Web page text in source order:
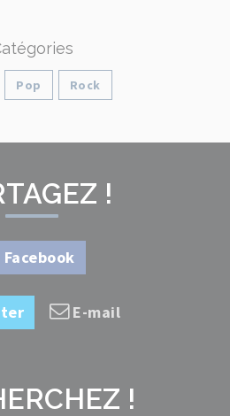
Pop Rock
!
Facebook
E-mail
!